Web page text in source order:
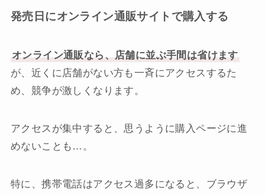
発売日にオンライン通販サイトで購入する
オンライン通販なら、店舗に並ぶ手間は省けます
が、近くに店舗がない方も一斉にアクセスするた
め、競争が激しくなります。
アクセスが集中すると、思うように購入ページに進
めないことも…。
特に、携帯電話はアクセス過多になると、ブラウザ